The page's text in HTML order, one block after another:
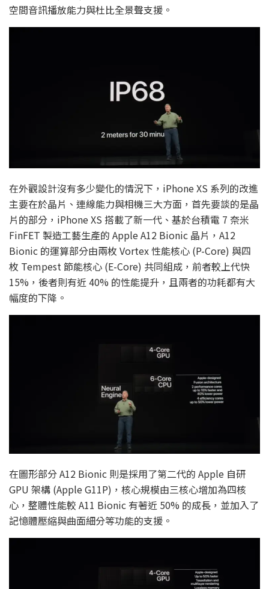
空間音訊播放能力與杜比全景聲支援。
在外觀設計沒有多少變化的情況下，iPhone XS 系列的改進
主要在於晶片、連線能力與相機三大方面，首先要談的是晶
片的部分，iPhone XS 搭載了新一代、基於台積電 7 奈米
FinFET 製造工藝生產的 Apple A12 Bionic 晶片，A12
Bionic 的運算部分由兩枚 Vortex 性能核心 (P-Core) 與四
枚 Tempest 節能核心 (E-Core) 共同組成，前者較上代快
15%，後者則有近 40% 的性能提升，且兩者的功耗都有大
幅度的下降。
在圖形部分 A12 Bionic 則是採用了第二代的 Apple 自研
GPU 架構 (Apple G11P)，核心規模由三核心增加為四核
心，整體性能較 A11 Bionic 有著近 50% 的成長，並加入了
記憶體壓縮與曲面細分等功能的支援。